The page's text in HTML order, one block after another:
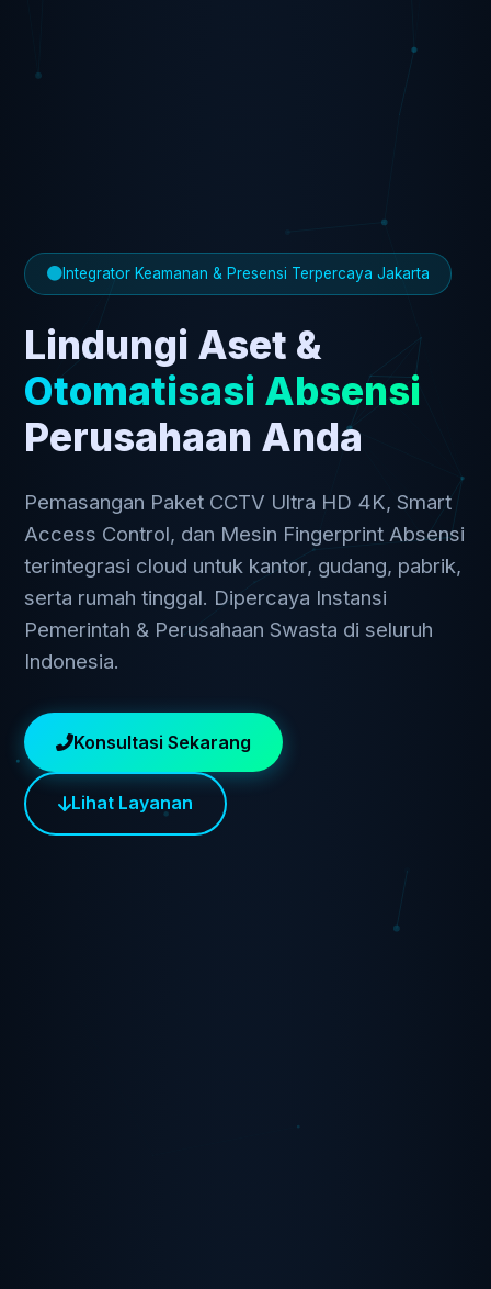
Integrator Keamanan & Presensi Terpercaya Jakarta
Lindungi Aset &
Otomatisasi Absensi
Perusahaan Anda
Pemasangan Paket CCTV Ultra HD 4K, Smart
Access Control, dan Mesin Fingerprint Absensi
terintegrasi cloud untuk kantor, gudang, pabrik,
serta rumah tinggal. Dipercaya Instansi
Pemerintah & Perusahaan Swasta di seluruh
Indonesia.
Konsultasi Sekarang
Lihat Layanan